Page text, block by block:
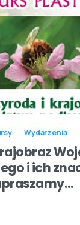
Wydarzenia
i ich